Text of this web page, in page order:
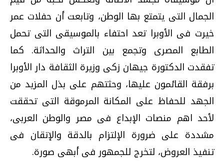
الجمال التى يتمتع بها الوطن، وتابعت أن حفلات عمر
خيرت فى الأوبرا تعد احتفاء بالموسيقى التى تحمل
الطابع المصرى وتجمع بين التراث والحداثة. كما
تفقدت الدكتورة جيهان زكى وزيرة الثقافة دار الأوبرا
برفقة القائمون عليها، وحثتهم على بذل المزيد من
الجهد للحفاظ على المكانة المرموقة التى تحققت
لأحد اهم منصات الإبداع فى مصر والوطن العربى،
مشددة على ضرورة الإلتزام بالدقة والإتقان فى
تنفيذ العروض، لتخرج للجمهور فى أبهى صورة.